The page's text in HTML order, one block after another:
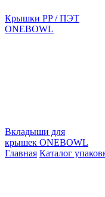
Крышки PP / ПЭТ
ONEBOWL
Вкладыши для
крышек ONEBOWL
Главная Каталог